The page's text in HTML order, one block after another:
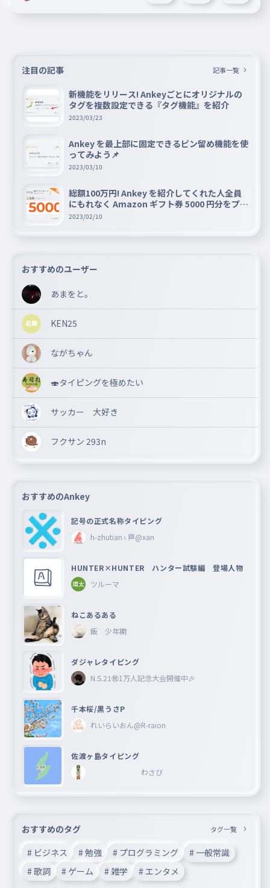
注目の記事 記事一覧
新機能をリリース! Ankeyごとにオリジナルの
タグを複数設定できる『タグ機能』を紹介
2023/03/23
Ankey を最上部に固定できるピン留め機能を使
ってみよう📌
2023/03/10
総額100万円! Ankey を紹介してくれた人全員
にもれなく Amazon ギフト券 5000 円分をプレ
ゼントキャンペーン!!
2023/02/10
おすすめのユーザー
あまをと。
KEN25
ながちゃん
🍣タイピングを極めたい
サッカー 大好き
フクサン 293n
おすすめのAnkey
記号の正式名称タイピング
h-zhutian♄🏁@xan
HUNTER×HUNTER ハンター試験編 登場人物
ツルーマ
ねこあるある
飯 少年期
ダジャレタイピング
N.S.21㊗︎1万人記念大会開催中🎉
千本桜/黒うさP
れいらいおん@R-raion
佐渡ヶ島タイピング
わさび
おすすめのタグ タグ一覧
# ビジネス # 勉強 # プログラミング
# 一般常識
# 歌詞
# ゲーム # 雑学 # エンタメ